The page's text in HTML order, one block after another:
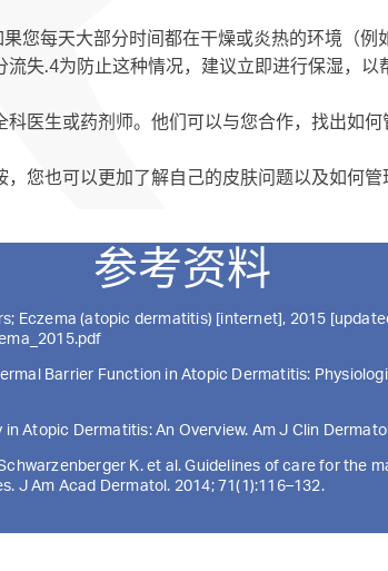
您每天大部分时间都在干燥或炎热的环境（
失.4为防止这种情况，建议立即进行保湿，以
医生或药剂师。他们可以与您合作，找出如何
您也可以更加了解自己的皮肤问题以及如何管
参考资料
Eczema (atopic dermatitis) [internet], 2015
Barrier Function in Atopic Dermatitis:
Atopic Dermatitis: An Overview. Am J Clin
Schwarzenberger K. et al. Guidelines of care for
J Am Acad Dermatol. 2014; 71(1):116–132.